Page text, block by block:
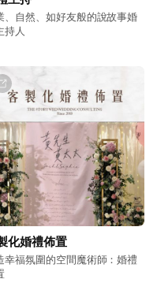
我們用心編織的幸福故
璨的星辰。
們為您提供一站式的婚
團、儀式策劃、婚禮攝
禮娛樂、婚卡喜帖、彩
們都能滿足您的每一個
受到無微不至的關愛與
佳拍檔，陪伴著您走過
打造一個綻放愛情的花
、自然、如好友般的說故事婚
持人
化婚禮佈置
幸福氛圍的空間魔術師：婚禮